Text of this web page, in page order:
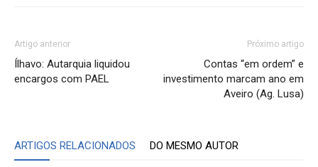
Artigo anterior
Ílhavo: Autarquia liquidou
encargos com PAEL
Próximo artigo
Contas “em ordem” e
investimento marcam ano em
Aveiro (Ag. Lusa)
ARTIGOS RELACIONADOS DO MESMO AUTOR